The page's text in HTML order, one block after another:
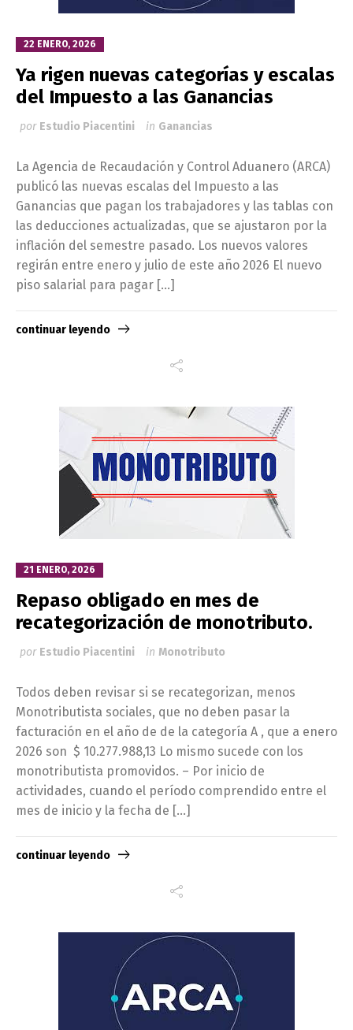
22 ENERO, 2026
Ya rigen nuevas categorías y escalas
del Impuesto a las Ganancias
por Estudio Piacentini in Ganancias
La Agencia de Recaudación y Control Aduanero (ARCA)
publicó las nuevas escalas del Impuesto a las
Ganancias que pagan los trabajadores y las tablas con
las deducciones actualizadas, que se ajustaron por la
inflación del semestre pasado. Los nuevos valores
regirán entre enero y julio de este año 2026 El nuevo
piso salarial para pagar […]
continuar leyendo
21 ENERO, 2026
Repaso obligado en mes de
recategorización de monotributo.
por Estudio Piacentini in Monotributo
Todos deben revisar si se recategorizan, menos
Monotributista sociales, que no deben pasar la
facturación en el año de de la categoría A , que a enero
2026 son $ 10.277.988,13 Lo mismo sucede con los
monotributista promovidos. – Por inicio de
actividades, cuando el período comprendido entre el
mes de inicio y la fecha de […]
continuar leyendo